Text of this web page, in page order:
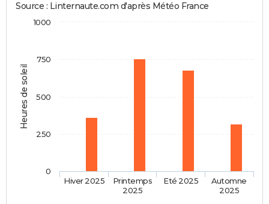
Heures de soleil
Source : Linternaute.com d'après Météo France
Hiver 2025
Printemps
2025
Eté 2025
Automne
2025
0
250
500
750
1000